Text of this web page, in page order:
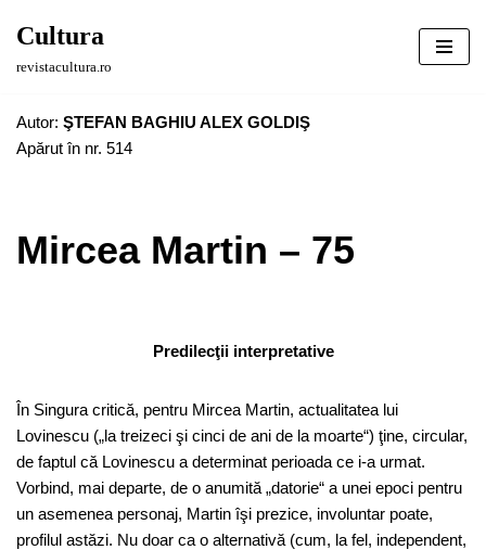
Sari
Cultura
revistacultura.ro
Autor: ŞTEFAN BAGHIU ALEX GOLDIŞ
Apărut în nr. 514
Mircea Martin – 75
Predilecţii interpretative
În Singura critică, pentru Mircea Martin, actualitatea lui
Lovinescu („la treizeci şi cinci de ani de la moarte“) ţine, circular,
de faptul că Lovinescu a determinat perioada ce i-a urmat.
Vorbind, mai departe, de o anumită „datorie“ a unei epoci pentru
un asemenea personaj, Martin îşi prezice, involuntar poate,
profilul astăzi. Nu doar ca o alternativă (cum, la fel, independent,